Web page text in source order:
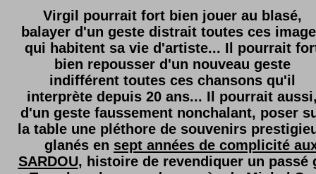
Virgil pourrait fort bien jouer au blasé,
balayer d'un geste distrait toutes ces
qui habitent sa vie d'artiste... Il pourrait
bien repousser d'un nouveau geste
indifférent toutes ces chansons qu'il
interprète depuis 20 ans... Il pourrait
d'un geste faussement nonchalant, poser
la table une pléthore de souvenirs
glanés en sept années de complicité
SARDOU, histoire de revendiquer un passé